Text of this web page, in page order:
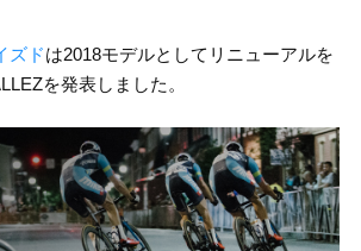
ズドは2018モデルとしてリニューアルを
を発表しました。